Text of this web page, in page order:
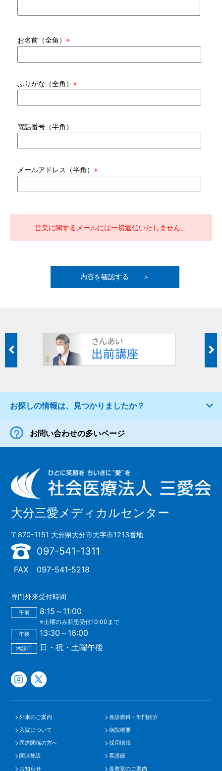
お名前（全角） ※
ふりがな（全角） ※
電話番号（半角）
メールアドレス（半角） ※
営業に関するメールには一切返信いたしません。
お探しの情報は、見つかりましたか？
お問い合わせの多いページ
大分三愛メディカルセンター
〒870-1151 大分県大分市大字市1213番地
097-541-1311
FAX 097-541-5218
専門外来受付時間
午前 8:15～11:00
※土曜のみ新患受付10:00まで
午後 13:30～16:00
休診日 日・祝・土曜午後
外来のご案内
各診療科・部門紹介
入院について
病院概要
医療関係の方へ
採用情報
関連施設
看護部
お知らせ
各教室のご案内